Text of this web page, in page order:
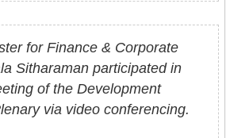
for Finance & Corporate
Sitharaman participated in
of the Development
via video conferencing.